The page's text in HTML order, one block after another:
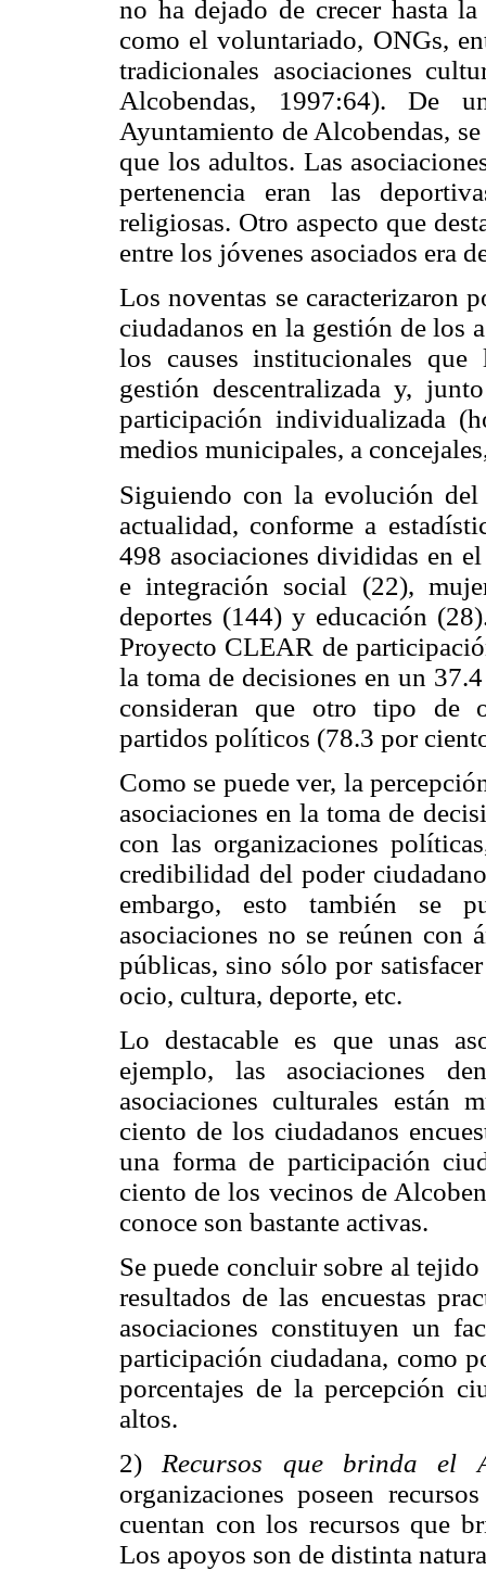
no ha dejado de crecer hasta
como el voluntariado, ONGs,
tradicionales asociaciones
Alcobendas, 1997:64). De
Ayuntamiento de Alcobendas,
que los adultos. Las
pertenencia eran las
religiosas. Otro aspecto que
entre los jóvenes asociados era
Los noventas se caracterizaron
ciudadanos en la gestión de los
los causes institucionales
gestión descentralizada y,
participación individualizada
medios municipales, a
Siguiendo con la evolución
actualidad, conforme a
498 asociaciones divididas en
e integración social (22),
deportes (144) y educación
Proyecto CLEAR de
la toma de decisiones en un
consideran que otro tipo de
partidos políticos (78.3 por
Como se puede ver, la
asociaciones en la toma de
con las organizaciones
credibilidad del poder
embargo, esto también se
asociaciones no se reúnen
públicas, sino sólo por
ocio, cultura, deporte, etc.
Lo destacable es que unas
ejemplo, las asociaciones
asociaciones culturales están
ciento de los ciudadanos
una forma de participación
ciento de los vecinos de
conoce son bastante activas.
Se puede concluir sobre al
resultados de las encuestas
asociaciones constituyen un
participación ciudadana, como
porcentajes de la percepción
altos.
2) Recursos que brinda el
organizaciones poseen
cuentan con los recursos que
Los apoyos son de distinta